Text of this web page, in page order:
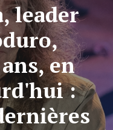
leader
en
: